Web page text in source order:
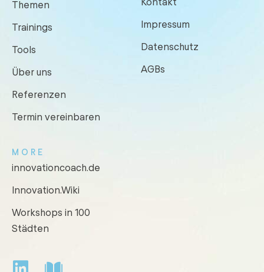
Themen
Trainings
Tools
Über uns
Referenzen
Termin vereinbaren
Impressum
Datenschutz
AGBs
MORE
innovationcoach.de
Innovation.Wiki
Workshops in 100
Städten